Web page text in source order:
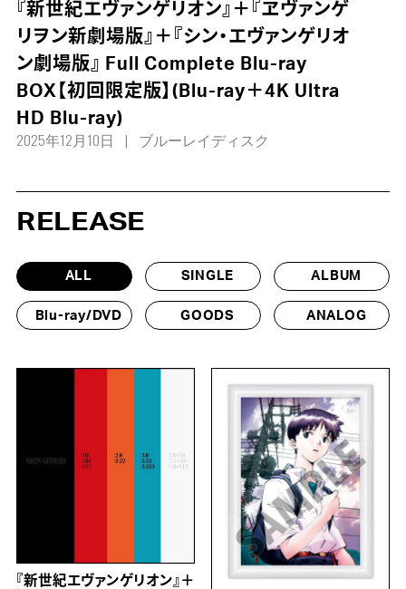
『新世紀エヴァンゲリオン』＋『ヱヴァンゲ
リヲン新劇場版』＋『シン・エヴァンゲリオ
ン劇場版』 Full Complete Blu-ray
BOX【初回限定版】(Blu-ray＋4K Ultra
HD Blu-ray)
2025年12月10日 ブルーレイディスク
RELEASE
ALL SINGLE ALBUM
Blu-ray/DVD GOODS ANALOG
『新世紀エヴァンゲリオン』＋